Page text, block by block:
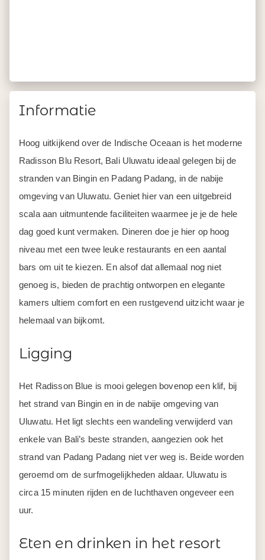
Informatie
Hoog uitkijkend over de Indische Oceaan is het moderne
Radisson Blu Resort, Bali Uluwatu ideaal gelegen bij de
stranden van Bingin en Padang Padang, in de nabije
omgeving van Uluwatu. Geniet hier van een uitgebreid
scala aan uitmuntende faciliteiten waarmee je je de hele
dag goed kunt vermaken. Dineren doe je hier op hoog
niveau met een twee leuke restaurants en een aantal
bars om uit te kiezen. En alsof dat allemaal nog niet
genoeg is, bieden de prachtig ontworpen en elegante
kamers ultiem comfort en een rustgevend uitzicht waar je
helemaal van bijkomt.
Ligging
Het Radisson Blue is mooi gelegen bovenop een klif, bij
het strand van Bingin en in de nabije omgeving van
Uluwatu. Het ligt slechts een wandeling verwijderd van
enkele van Bali’s beste stranden, aangezien ook het
strand van Padang Padang niet ver weg is. Beide worden
geroemd om de surfmogelijkheden aldaar. Uluwatu is
circa 15 minuten rijden en de luchthaven ongeveer een
uur.
Eten en drinken in het resort